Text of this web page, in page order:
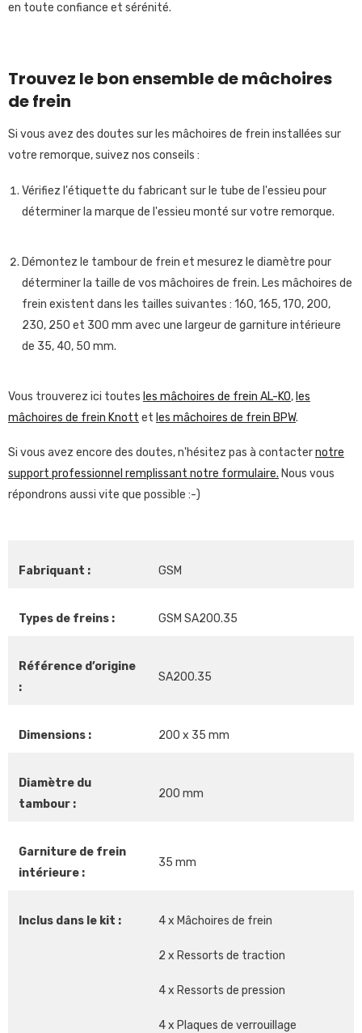
en toute confiance et sérénité.
Trouvez le bon ensemble de mâchoires
de frein
Si vous avez des doutes sur les mâchoires de frein installées sur
votre remorque, suivez nos conseils :
Vérifiez l'étiquette du fabricant sur le tube de l'essieu pour
déterminer la marque de l'essieu monté sur votre remorque.
Démontez le tambour de frein et mesurez le diamètre pour
déterminer la taille de vos mâchoires de frein. Les mâchoires de
frein existent dans les tailles suivantes : 160, 165, 170, 200,
230, 250 et 300 mm avec une largeur de garniture intérieure
de 35, 40, 50 mm.
Vous trouverez ici toutes les mâchoires de frein AL-KO, les
mâchoires de frein Knott et les mâchoires de frein BPW.
Si vous avez encore des doutes, n'hésitez pas à contacternotre
support professionnel remplissant notre formulaire. Nous vous
répondrons aussi vite que possible :-)
Fabriquant : GSM
Types de freins : GSM SA200.35
Référence d’origine
:
SA200.35
Dimensions : 200 x 35 mm
Diamètre du
tambour :
200 mm
Garniture de frein
intérieure :
35 mm
Inclus dans le kit : 4 x Mâchoires de frein
2 x Ressorts de traction
4 x Ressorts de pression
4 x Plaques de verrouillage